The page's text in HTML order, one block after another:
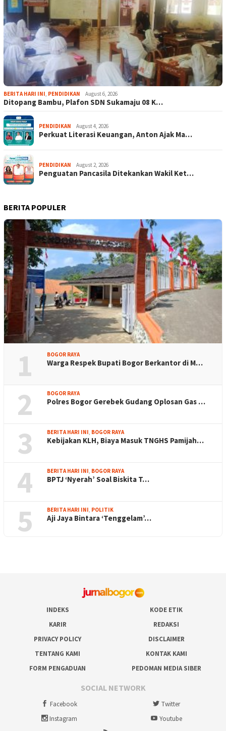
BERITA HARI INI, PENDIDIKAN August 6, 2026
Ditopang Bambu, Plafon SDN Sukamaju 08 K…
PENDIDIKAN August 4, 2026
Perkuat Literasi Keuangan, Anton Ajak Ma…
PENDIDIKAN August 2, 2026
Penguatan Pancasila Ditekankan Wakil Ket…
BERITA POPULER
1 BOGOR RAYA
Warga Respek Bupati Bogor Berkantor di M…
2 BOGOR RAYA
Polres Bogor Gerebek Gudang Oplosan Gas …
3 BERITA HARI INI, BOGOR RAYA
Kebijakan KLH, Biaya Masuk TNGHS Pamijah…
4 BERITA HARI INI, BOGOR RAYA
BPTJ ‘Nyerah’ Soal Biskita T…
5 BERITA HARI INI, POLITIK
Aji Jaya Bintara ‘Tenggelam’…
INDEKS
KODE ETIK
KARIR
REDAKSI
PRIVACY POLICY
DISCLAIMER
TENTANG KAMI
KONTAK KAMI
FORM PENGADUAN
PEDOMAN MEDIA SIBER
SOCIAL NETWORK
Facebook
Twitter
Instagram
Youtube